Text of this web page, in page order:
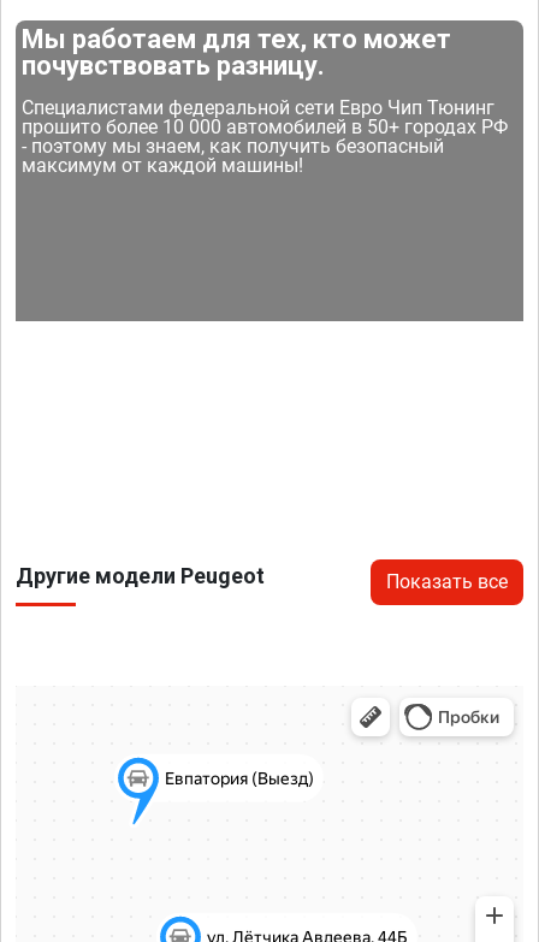
Мы работаем для тех, кто может
почувствовать разницу.
Специалистами федеральной сети Евро Чип Тюнинг
прошито более 10 000 автомобилей в 50+ городах РФ
- поэтому мы знаем, как получить безопасный
максимум от каждой машины!
Другие модели Peugeot Показать все